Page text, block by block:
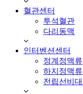
혈관센터
투석혈관
다리동맥
인터벤션센터
정계정맥류
하지정맥류
전립선비